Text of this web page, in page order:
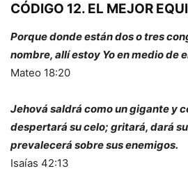
CÓDIGO 12. EL MEJOR
Porque donde están dos o tres
nombre, allí estoy Yo en medio de
Mateo 18:20
Jehová saldrá como un gigante y
despertará su celo; gritará, dará
prevalecerá sobre sus enemigos.
Isaías 42:13